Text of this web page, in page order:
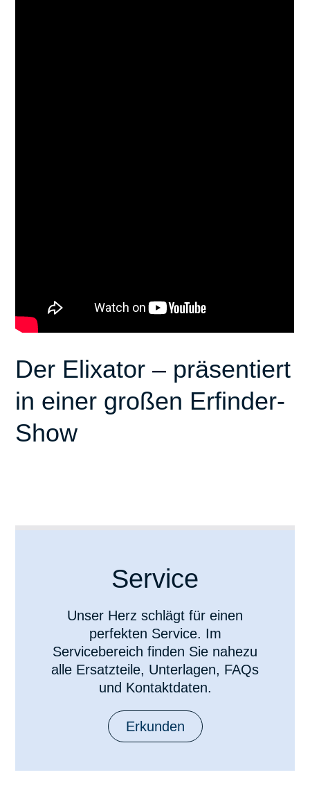
Der Elixator – präsentiert
in einer großen Erfinder-
Show
Service
Unser Herz schlägt für einen
perfekten Service. Im
Servicebereich finden Sie nahezu
alle Ersatzteile, Unterlagen, FAQs
und Kontaktdaten.
Erkunden